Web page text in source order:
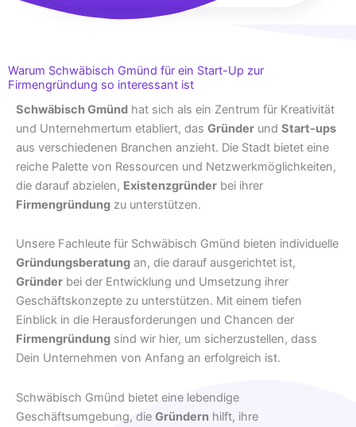
Warum Schwäbisch Gmünd für ein Start-Up zur
Firmengründung so interessant ist
Schwäbisch Gmünd hat sich als ein Zentrum für Kreativität
und Unternehmertum etabliert, das Gründer und Start-ups
aus verschiedenen Branchen anzieht. Die Stadt bietet eine
reiche Palette von Ressourcen und Netzwerkmöglichkeiten,
die darauf abzielen, Existenzgründer bei ihrer
Firmengründung zu unterstützen.
Unsere Fachleute für Schwäbisch Gmünd bieten individuelle
Gründungsberatung an, die darauf ausgerichtet ist,
Gründer bei der Entwicklung und Umsetzung ihrer
Geschäftskonzepte zu unterstützen. Mit einem tiefen
Einblick in die Herausforderungen und Chancen der
Firmengründung sind wir hier, um sicherzustellen, dass
Dein Unternehmen von Anfang an erfolgreich ist.
Schwäbisch Gmünd bietet eine lebendige
Geschäftsumgebung, die Gründern hilft, ihre